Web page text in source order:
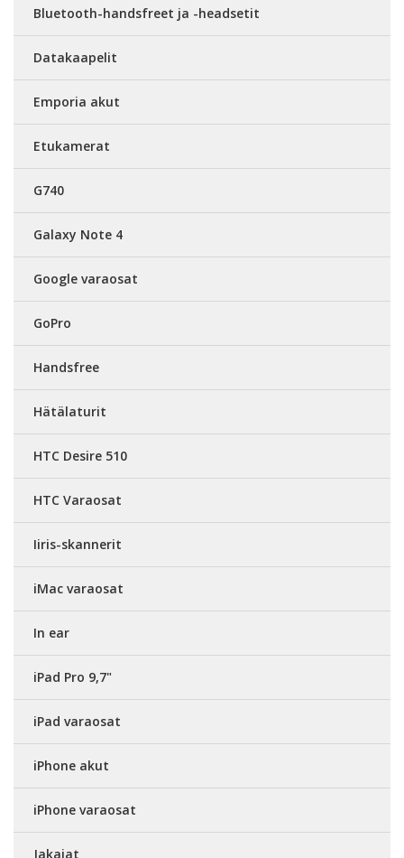
Bluetooth-handsfreet ja -headsetit
Datakaapelit
Emporia akut
Etukamerat
G740
Galaxy Note 4
Google varaosat
GoPro
Handsfree
Hätälaturit
HTC Desire 510
HTC Varaosat
Iiris-skannerit
iMac varaosat
In ear
iPad Pro 9,7"
iPad varaosat
iPhone akut
iPhone varaosat
Jakajat